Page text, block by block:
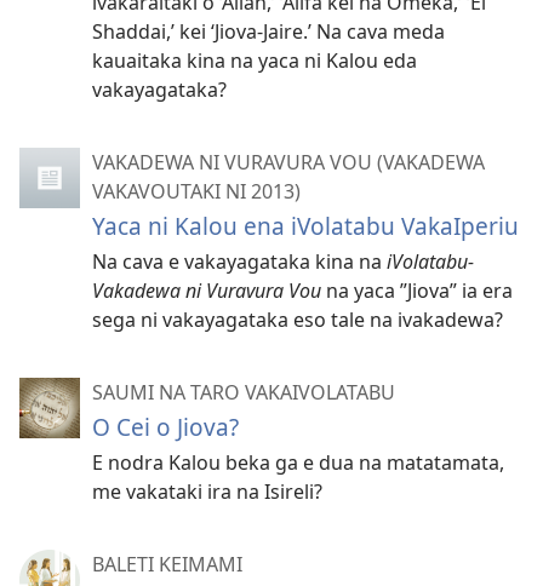
Shaddai,’ kei ‘Jiova-Jaire.’ Na cava meda
kauaitaka kina na yaca ni Kalou eda
vakayagataka?
VAKADEWA NI VURAVURA VOU (VAKADEWA
VAKAVOUTAKI NI 2013)
Yaca ni Kalou ena iVolatabu VakaIperiu
Na cava e vakayagataka kina na iVolatabu-
Vakadewa ni Vuravura Vou na yaca ”Jiova” ia era
sega ni vakayagataka eso tale na ivakadewa?
SAUMI NA TARO VAKAIVOLATABU
O Cei o Jiova?
E nodra Kalou beka ga e dua na matatamata,
me vakataki ira na Isireli?
BALETI KEIMAMI